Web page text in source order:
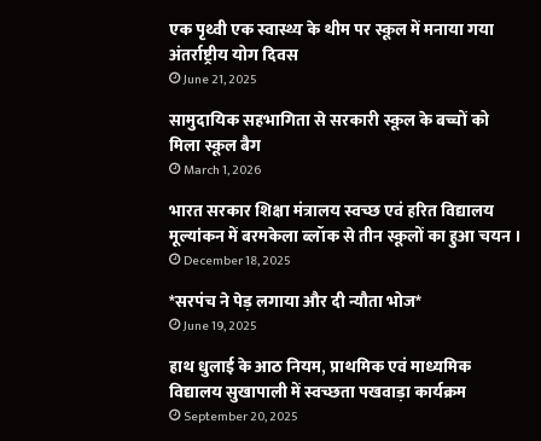
एक पृथ्वी एक स्वास्थ्य के थीम पर स्कूल में मनाया गया
अंतर्राष्ट्रीय योग दिवस
June 21, 2025
सामुदायिक सहभागिता से सरकारी स्कूल के बच्चों को
मिला स्कूल बैग
March 1, 2026
भारत सरकार शिक्षा मंत्रालय स्वच्छ एवं हरित विद्यालय
मूल्यांकन में बरमकेला ब्लॉक से तीन स्कूलों का हुआ चयन ।
December 18, 2025
*सरपंच ने पेड़ लगाया और दी न्यौता भोज*
June 19, 2025
हाथ धुलाई के आठ नियम, प्राथमिक एवं माध्यमिक
विद्यालय सुखापाली में स्वच्छता पखवाड़ा कार्यक्रम
September 20, 2025